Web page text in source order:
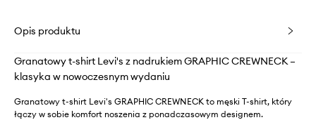
Opis produktu
Granatowy t-shirt Levi's z nadrukiem GRAPHIC CREWNECK –
klasyka w nowoczesnym wydaniu
Granatowy t-shirt Levi's GRAPHIC CREWNECK to męski T-shirt, który
łączy w sobie komfort noszenia z ponadczasowym designem.